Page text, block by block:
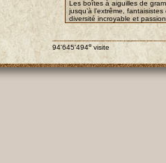
Les boîtes à aiguilles de
jusqu’à l’extrême,
diversité incroyable et
94'645'494e visite